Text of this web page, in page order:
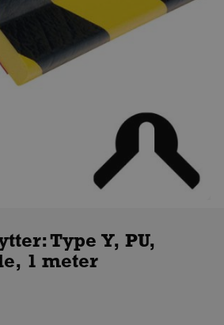
Type Y, PU,
1 meter